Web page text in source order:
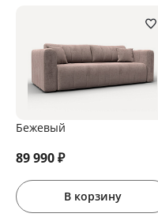
Бежевый
89 990₽
В корзину